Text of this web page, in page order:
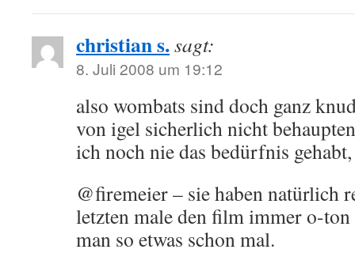
christian s.sagt:
8. Juli 2008 um 19:12
also wombats sind doch ganz
von igel sicherlich nicht
ich noch nie das bedürfnis
@firemeier – sie haben natürlich
letzten male den film immer o-ton
man so etwas schon mal.